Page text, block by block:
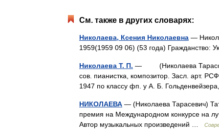
См. также в других словарях:
Николаева, Ксения Николаевна —
1959(1959 09 06) (53 года)
Николаева Т. П. — (Николаева
сов. пианистка, композитор. Засл. арт.
1947 по классу фп. у А. Б.
НИКОЛАЕВА — (Николаева Тарасевич)
премия на Международном конкурсе на
Автор музыкальных произведений …